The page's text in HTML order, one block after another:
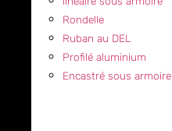
Rondelle
Ruban au DEL
Profilé aluminium
Encastré sous armoire